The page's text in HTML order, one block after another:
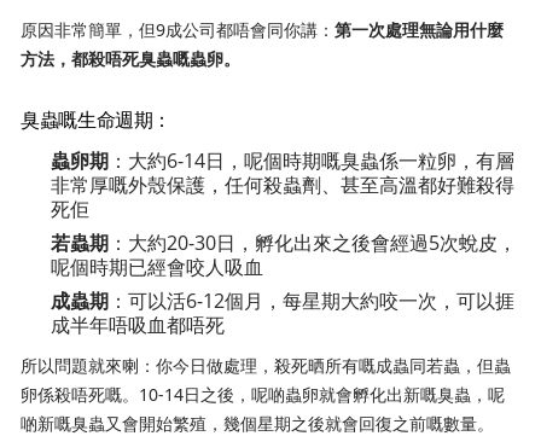
原因非常簡單，但9成公司都唔會同你講：第一次處理無論用什麼
方法，都殺唔死臭蟲嘅蟲卵。
臭蟲嘅生命週期：
蟲卵期 ：大約6-14日，呢個時期嘅臭蟲係一粒卵，有層
非常厚嘅外殼保護，任何殺蟲劑、甚至高溫都好難殺得
死佢
若蟲期 ：大約20-30日，孵化出來之後會經過5次蛻皮，
呢個時期已經會咬人吸血
成蟲期 ：可以活6-12個月，每星期大約咬一次，可以捱
成半年唔吸血都唔死
所以問題就來喇：你今日做處理，殺死晒所有嘅成蟲同若蟲，但蟲
卵係殺唔死嘅。10-14日之後，呢啲蟲卵就會孵化出新嘅臭蟲，呢
啲新嘅臭蟲又會開始繁殖，幾個星期之後就會回復之前嘅數量。